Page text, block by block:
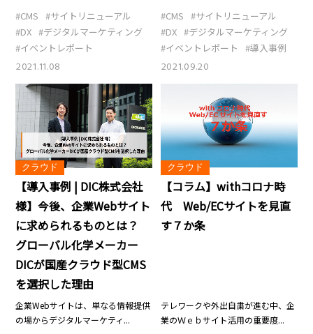
#CMS #サイトリニューアル
#DX #デジタルマーケティング
#イベントレポート
2021.11.08
#CMS #サイトリニューアル
#DX #デジタルマーケティング
#イベントレポート
#導入事例
2021.09.20
クラウド
【導入事例 | DIC株式会社
様】今後、企業Webサイト
に求められるものとは？
グローバル化学メーカー
DICが国産クラウド型CMS
を選択した理由
企業Webサイトは、単なる情報提供
の場からデジタルマーケティ...
クラウド
【コラム】withコロナ時
代 Web/ECサイトを見直
す７か条
テレワークや外出自粛が進む中、企
業のＷｅｂサイト活用の重要度...